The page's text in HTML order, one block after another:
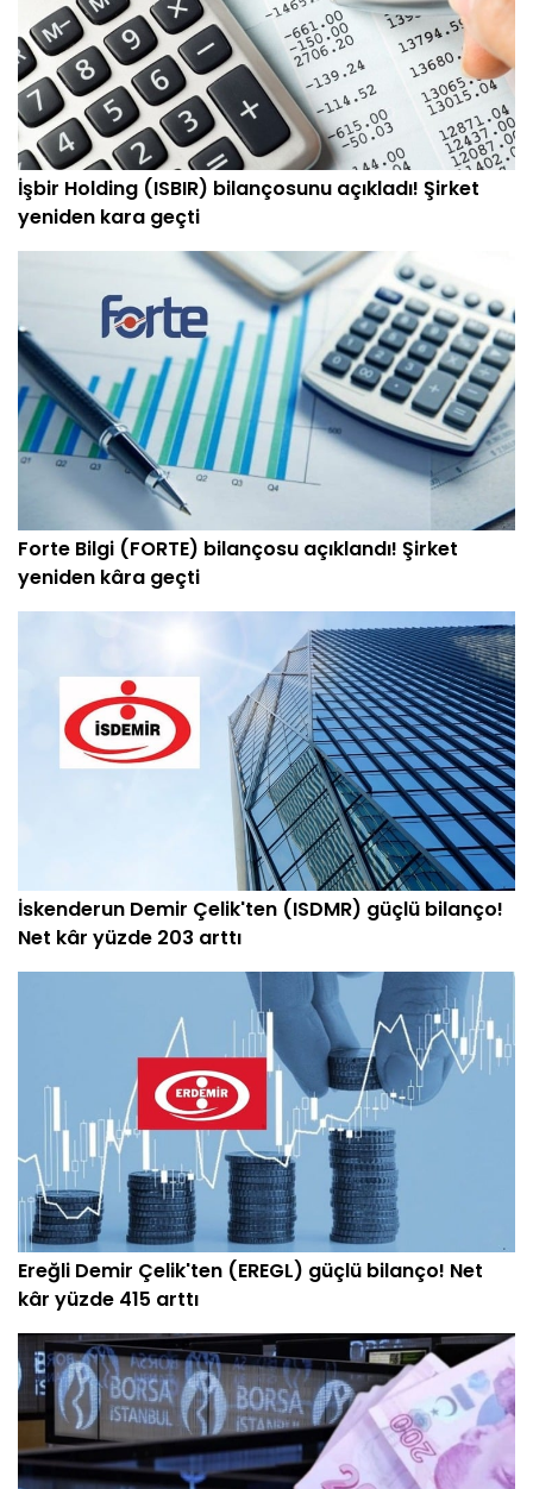
İşbir Holding (ISBIR) bilançosunu açıkladı! Şirket
yeniden kara geçti
Forte Bilgi (FORTE) bilançosu açıklandı! Şirket
yeniden kâra geçti
İskenderun Demir Çelik'ten (ISDMR) güçlü bilanço!
Net kâr yüzde 203 arttı
Ereğli Demir Çelik'ten (EREGL) güçlü bilanço! Net
kâr yüzde 415 arttı